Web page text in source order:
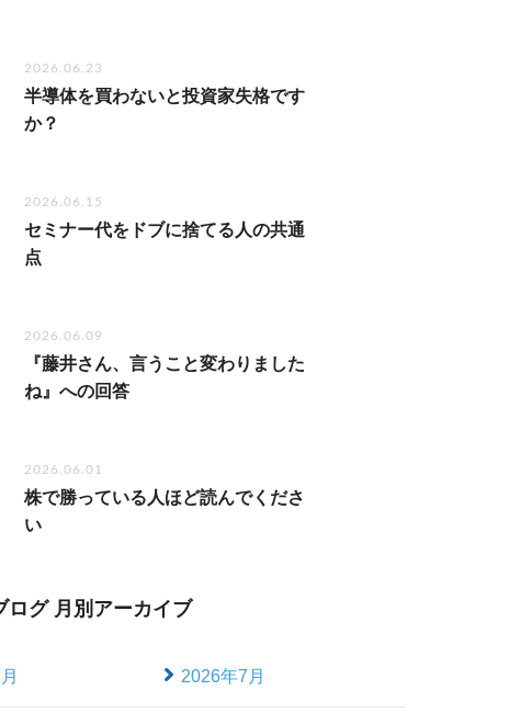
2026.06.23
半導体を買わないと投資家失格です
か？
2026.06.15
セミナー代をドブに捨てる人の共通
点
2026.06.09
『藤井さん、言うこと変わりました
ね』への回答
2026.06.01
株で勝っている人ほど読んでくださ
い
ログ 月別アーカイブ
2026年7月